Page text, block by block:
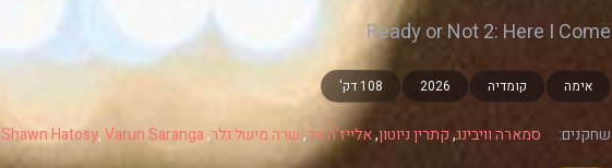
Ready or Not 2: Here I Come
אימה קומדיה 2026 108 דק'
שחקנים: סמארה וויבינג,קתרין ניוטון,אלייז'ה ווד,שרה מישל גלר,
Shawn Hatosy,Varun Saranga